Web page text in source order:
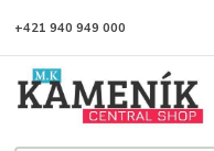
+421 940 949 000